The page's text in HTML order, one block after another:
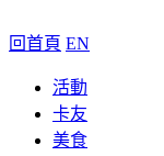
回首頁 EN
活動
卡友
美食